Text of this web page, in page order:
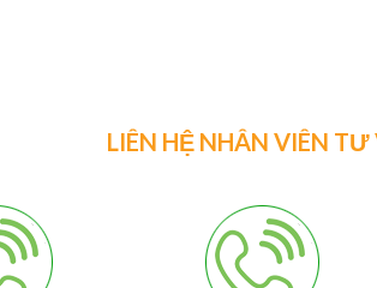
LIÊN HỆ NHÂN VIÊN